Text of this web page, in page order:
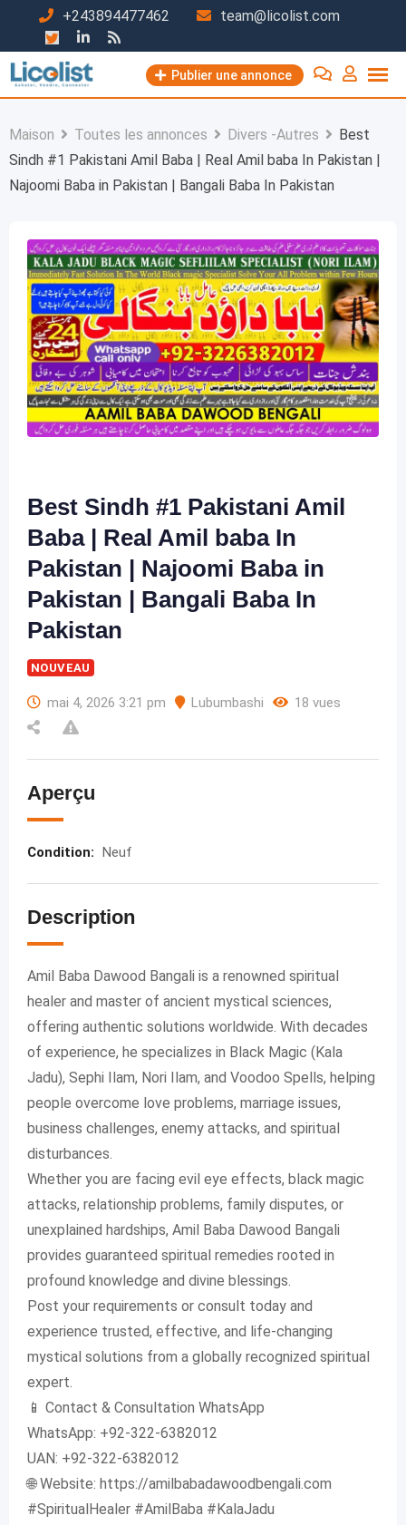
contenu
+243894477462 team@licolist.com
Publier une annonce
Maison Toutes les annonces Divers -Autres
Best
Sindh #1 Pakistani Amil Baba | Real Amil baba In Pakistan |
Najoomi Baba in Pakistan | Bangali Baba In Pakistan
Best Sindh #1 Pakistani Amil
Baba | Real Amil baba In
Pakistan | Najoomi Baba in
Pakistan | Bangali Baba In
Pakistan
NOUVEAU
mai 4, 2026 3:21 pm Lubumbashi 18 vues
Aperçu
Condition: Neuf
Description
Amil Baba Dawood Bangali is a renowned spiritual
healer and master of ancient mystical sciences,
offering authentic solutions worldwide. With decades
of experience, he specializes in Black Magic (Kala
Jadu), Sephi Ilam, Nori Ilam, and Voodoo Spells, helping
people overcome love problems, marriage issues,
business challenges, enemy attacks, and spiritual
disturbances.
Whether you are facing evil eye effects, black magic
attacks, relationship problems, family disputes, or
unexplained hardships, Amil Baba Dawood Bangali
provides guaranteed spiritual remedies rooted in
profound knowledge and divine blessings.
Post your requirements or consult today and
experience trusted, effective, and life-changing
mystical solutions from a globally recognized spiritual
expert.
📱 Contact & Consultation WhatsApp
WhatsApp: +92-322-6382012
UAN: +92-322-6382012
🌐 Website: https://amilbabadawoodbengali.com
#SpiritualHealer #AmilBaba #KalaJadu